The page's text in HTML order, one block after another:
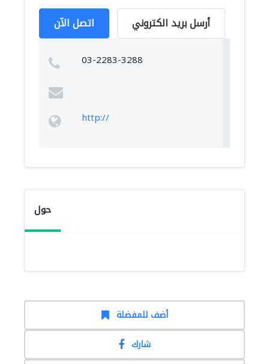
اتصل الآن أرسل بريد الكتروني
03-2283-3288
http://
حول
أضف للمفضلة
شارك